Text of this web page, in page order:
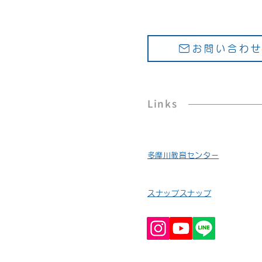
お問い合わせ
Links
​多摩川教育センター
スナップスナップ